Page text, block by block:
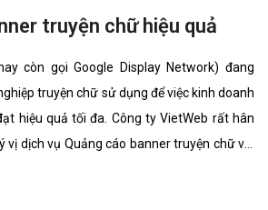
truyện chữ hiệu quả
còn gọi Google Display Network) đang
truyện chữ sử dụng để việc kinh doanh
hiệu quả tối đa. Công ty VietWeb rất hân
vị dịch vụ Quảng cáo banner truyện chữ với